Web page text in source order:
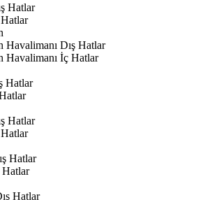
Hatlar
Havalimanı Dış Hatlar
Havalimanı İç Hatlar
Hatlar
Hatlar
Hatlar
Hatlar
Hatlar